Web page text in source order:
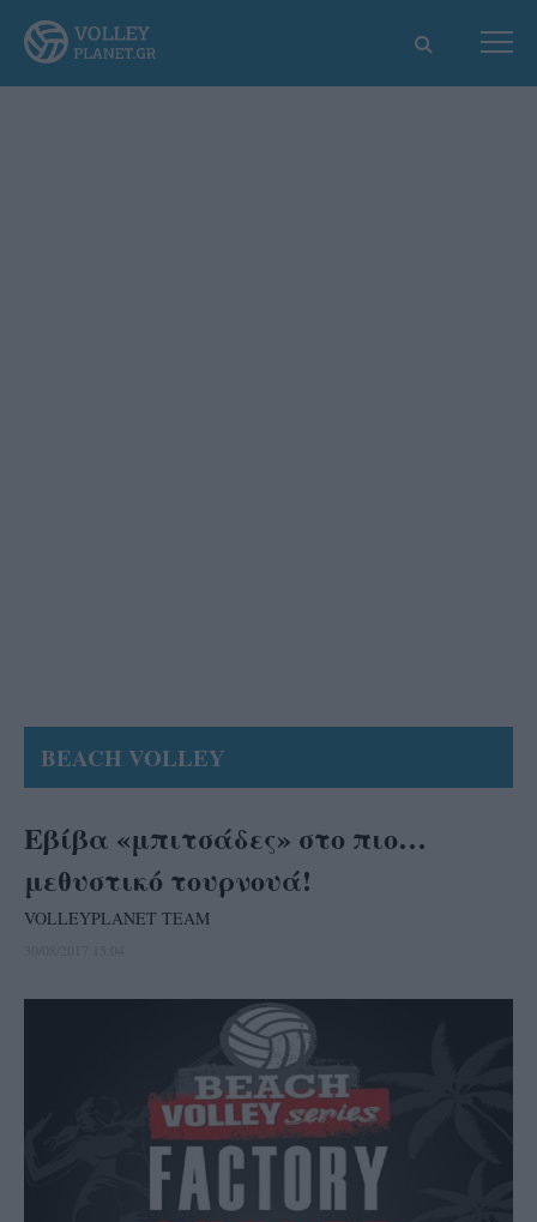
BEACH VOLLEY
Εβίβα «μπιτσάδες» στο πιο…
μεθυστικό τουρνουά!
VOLLEYPLANET TEAM